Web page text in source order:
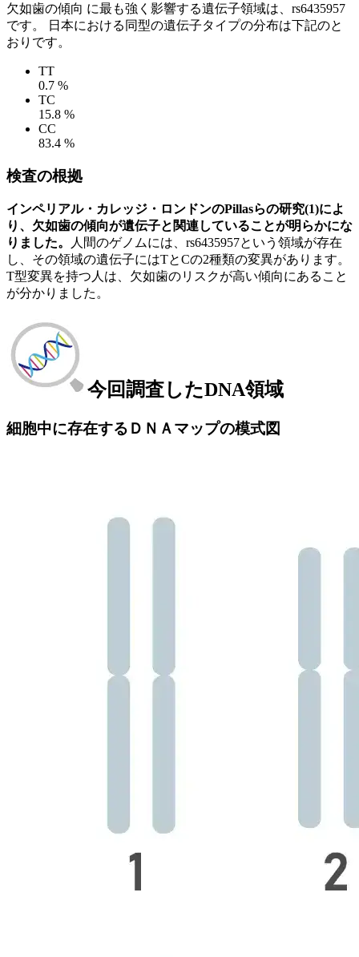
欠如歯の傾向 に最も強く影響する遺伝子領域は、rs6435957
です。 日本における同型の遺伝子タイプの分布は下記のと
おりです。
TT
0.7 %
TC
15.8 %
CC
83.4 %
検査の根拠
インペリアル・カレッジ・ロンドンのPillasらの研究(1)によ
り、欠如歯の傾向が遺伝子と関連していることが明らかにな
りました。
人間のゲノムには、rs6435957という領域が存在
し、その領域の遺伝子にはTとCの2種類の変異があります。
T型変異を持つ人は、欠如歯のリスクが高い傾向にあること
が分かりました。
今回調査したDNA領域
細胞中に存在するＤＮＡマップの模式図